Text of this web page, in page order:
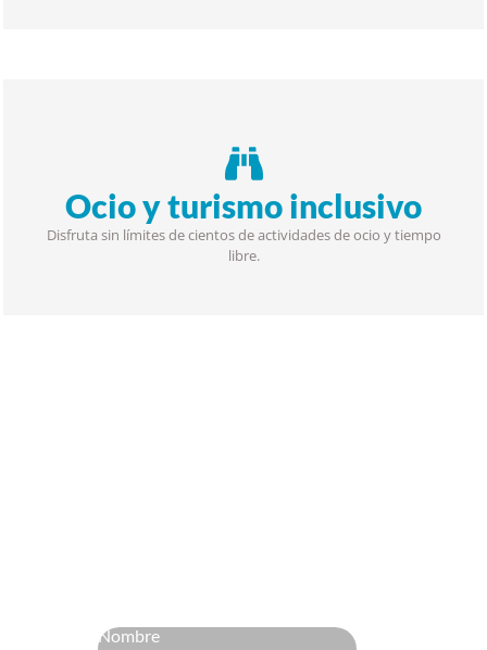
Ocio y turismo inclusivo
Disfruta sin límites de cientos de actividades de ocio y tiempo
libre.
Nombre